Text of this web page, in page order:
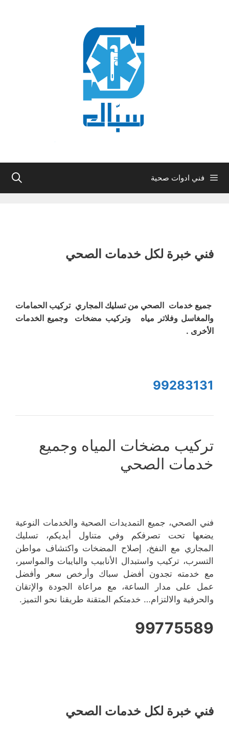
فني ادوات صحية
فني خبرة لكل خدمات الصحي
جميع خدمات الصحي من تسليك المجاري تركيب الحمامات
والمغاسل وفلاتر مياه وتركيب مضخات وجميع الخدمات
الأخرى .
99283131
تركيب مضخات المياه وجميع
خدمات الصحي
فني الصحي، جميع التمديدات الصحية والخدمات النوعية
يضعها تحت تصرفكم وفي متناول أيديكم، تسليك
المجاري مع النفخ، إصلاح المضخات واكتشاف مواطن
التسرب، تركيب واستبدال الأنابيب والبايبات والمواسير،
مع خدمته تجدون أفضل سباك وأرخص سعر وأفضل
عمل على مدار الساعة، مع مراعاة الجودة والإتقان
والحرفية والالتزام… خدمتكم المتقنة طريقنا نحو التميز.
99775589
فني خبرة لكل خدمات الصحي